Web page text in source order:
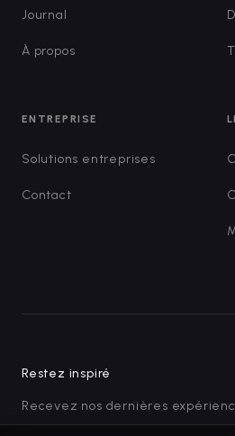
Journal
À propos
ENTREPRISE
Solutions entreprises
Contact
Restez inspiré
Recevez nos dernières